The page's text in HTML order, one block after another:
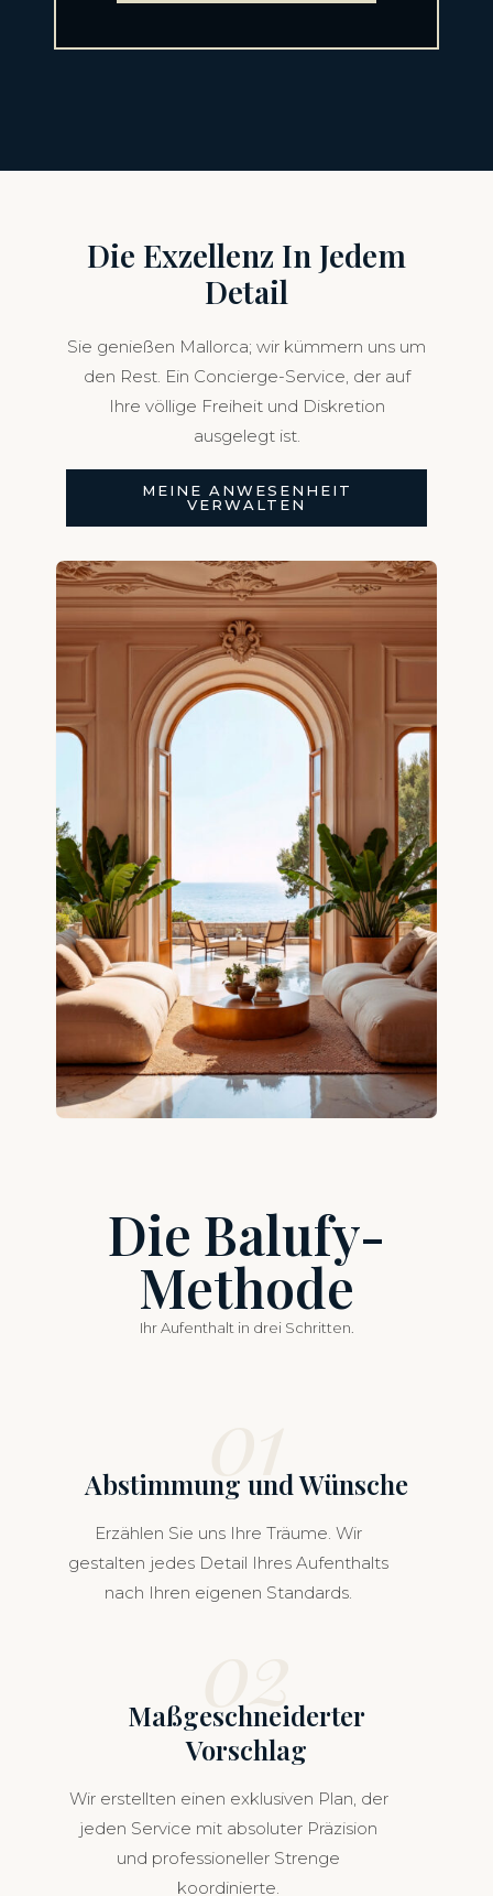
Die Exzellenz In Jedem
Detail
Sie genießen Mallorca; wir kümmern uns um
den Rest. Ein Concierge-Service, der auf
Ihre völlige Freiheit und Diskretion
ausgelegt ist.
MEINE ANWESENHEIT
VERWALTEN
Die Balufy-
Methode
Ihr Aufenthalt in drei Schritten.
Abstimmung und Wünsche
Erzählen Sie uns Ihre Träume. Wir
gestalten jedes Detail Ihres Aufenthalts
nach Ihren eigenen Standards.
Maßgeschneiderter
Vorschlag
Wir erstellten einen exklusiven Plan, der
jeden Service mit absoluter Präzision
und professioneller Strenge
koordinierte.